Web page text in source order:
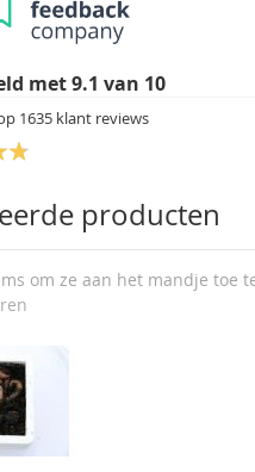
met9.1 van 10
1635 klant reviews
producten
om ze aan het mandje toe